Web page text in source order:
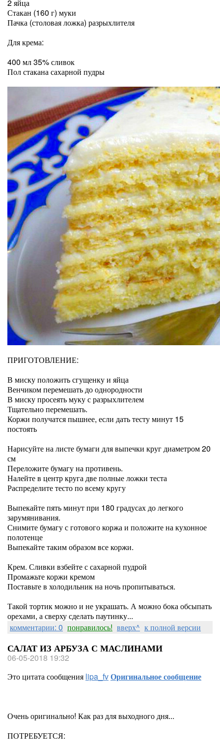
2 яйца
Стакан (160 г) муки
Пачка (столовая ложка) разрыхлителя
Для крема:
400 мл 35% сливок
Пол стакана сахарной пудры
ПРИГОТОВЛЕНИЕ:
В миску положить сгущенку и яйца
Венчиком перемешать до однородности
В миску просеять муку с разрыхлителем
Тщательно перемешать.
Коржи получатся пышнее, если дать тесту минут 15
постоять
Нарисуйте на листе бумаги для выпечки круг диаметром 20
см
Переложите бумагу на противень.
Налейте в центр круга две полные ложки теста
Распределите тесто по всему кругу
Выпекайте пять минут при 180 градусах до легкого
зарумянивания.
Снимите бумагу с готового коржа и положите на кухонное
полотенце
Выпекайте таким образом все коржи.
Крем. Сливки взбейте с сахарной пудрой
Промажьте коржи кремом
Поставьте в холодильник на ночь пропитываться.
Такой тортик можно и не украшать. А можно бока обсыпать
орехами, а сверху сделать паутинку...
комментарии: 0 понравилось! вверх^ к полной версии
САЛАТ ИЗ АРБУЗА С МАСЛИНАМИ
06-05-2018 19:32
Это цитата сообщения lipa_fvОригинальное сообщение
Очень оригинально! Как раз для выходного дня...
ПОТРЕБУЕТСЯ: